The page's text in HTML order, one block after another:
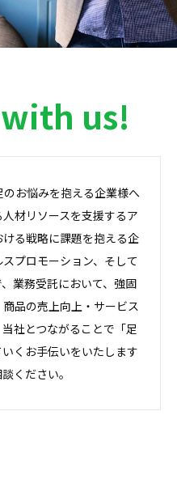
with us!
お悩みを抱える企業様へ
材リソースを支援するア
る戦略に課題を抱える企
プロモーション、そして
業務受託において、強固
品の売上向上・サービス
社とつながることで「足
くお手伝いをいたします
ください。